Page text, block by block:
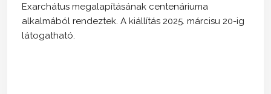
Exarchátus megalapításának centenáriuma
alkalmából rendeztek. A kiállítás 2025. márcisu 20-ig
látogatható.